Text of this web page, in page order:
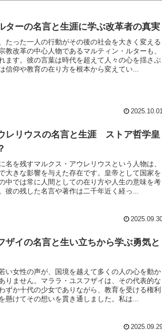
ターの名言と生涯に学ぶ改革者の真実
たった一人の行動がその後の社会を大きく変える
教改革の中心人物であるマルティン・ルターも、
ます。彼の言葉は時代を超えて人々の心を揺さぶ
信仰や教育の在り方を根本から変えてい...
レリウスの名言と生涯 ストア哲学皇
名を残すマルクス・アウレリウスという人物は、
大きな影響を与えた存在です。皇帝として国家を
中では常に人間としての在り方や人生の意味を考
彼の残した名言や著作は二千年近く経っ...
ザイの名言と生い立ちから学ぶ勇気と
い女性の声が、国境を越えて多くの人の心を動か
りません。マララ・ユスフザイは、その代表的な
ずか十代の少女でありながら、教育を受ける権利
懸けてその想いを貫き通しました。私は...